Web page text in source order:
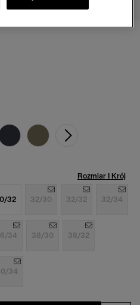
Rozmiar I Krój
32 32/30 32/32 32/34
34 38/30 38/32
34